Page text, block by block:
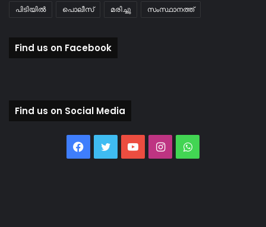
പിടിയിൽ പൊലീസ് മരിച്ചു സംസ്ഥാനത്ത്
Find us on Facebook
Find us on Social Media
Facebook
TwitterYouTubeInstagramWhatsApp